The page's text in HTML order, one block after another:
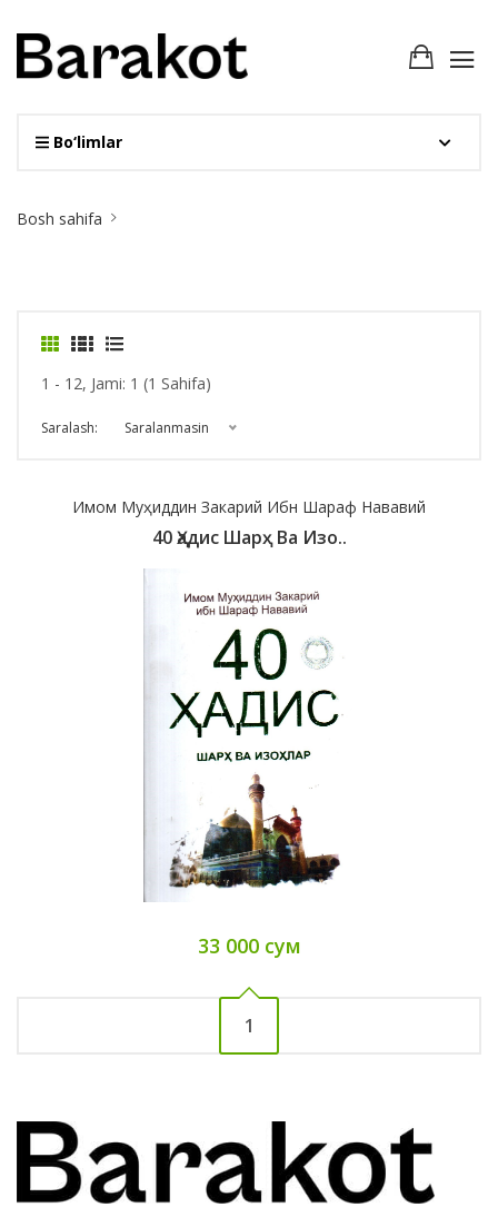
Bo‘limlar
Breadcrumb
Bosh sahifa
1 - 12, Jami: 1 (1 Sahifa)
Saralash: Saralanmasin
Имом Муҳиддин Закарий Ибн Шараф Нававий
40 Ҳадис Шарҳ Ва Изо..
33 000 сум
1